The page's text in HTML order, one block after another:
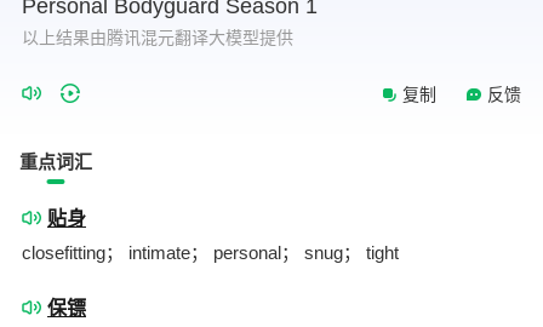
Personal Bodyguard Season 1
以上结果由腾讯混元翻译大模型提供
复制 反馈
重点词汇
贴身
closefitting； intimate； personal； snug； tight
保镖